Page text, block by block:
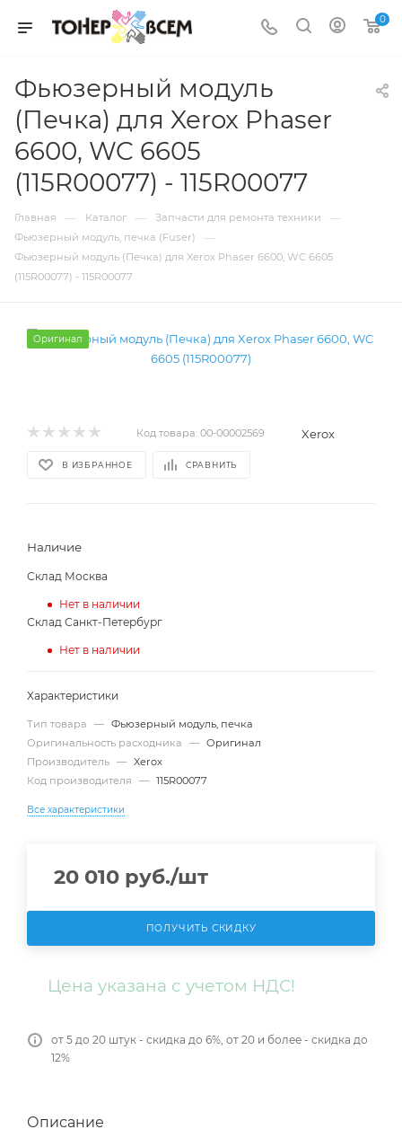
0
Фьюзерный модуль
(Печка) для Xerox Phaser
6600, WC 6605
(115R00077) - 115R00077
Главная — Каталог — Запчасти для ремонта техники —
Фьюзерный модуль, печка (Fuser) —
Фьюзерный модуль (Печка) для Xerox Phaser 6600, WC 6605
(115R00077) - 115R00077
Оригинал
Код товара: 00-00002569 Xerox
В ИЗБРАННОЕ СРАВНИТЬ
Наличие
Склад Москва
Нет в наличии
Склад Санкт-Петербург
Нет в наличии
Характеристики
Тип товара — Фьюзерный модуль, печка
Оригинальность расходника
— Оригинал
Производитель — Xerox
Код производителя
— 115R00077
Все характеристики
20 010 руб./шт
ПОЛУЧИТЬ СКИДКУ
Цена указана с учетом НДС!
от 5 до 20 штук - скидка до 6%, от 20 и более - скидка до
12%
Описание